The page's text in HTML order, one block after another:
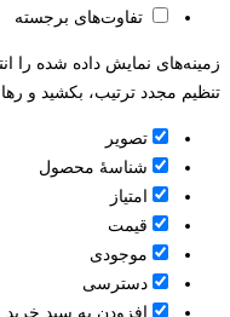
تفاوت‌های برجسته
زمینه‌های نمایش داده شده را
تنظیم مجدد ترتیب، بکشید و رها
تصویر
شناسۀ محصول
امتیاز
قيمت
موجودی
دسترسی
افزودن به سبد خرید